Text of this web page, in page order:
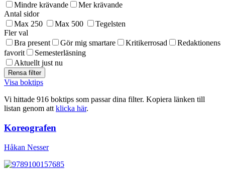
Mindre krävande
Mer krävande
Antal sidor
Max 250
Max 500
Tegelsten
Fler val
Bra present
Gör mig smartare Kritikerrosad
Redaktionens
favorit
Semesterläsning
Aktuellt just nu
Visa boktips
Vi hittade 916 boktips som passar dina filter. Kopiera länken till
listan genom att klicka här.
Koreografen
Håkan Nesser